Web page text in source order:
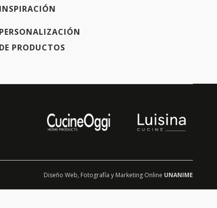
INSPIRACIÓN
PERSONALIZACIÓN
DE PRODUCTOS
Diseño Web, Fotografía y Marketing Online UNANIME